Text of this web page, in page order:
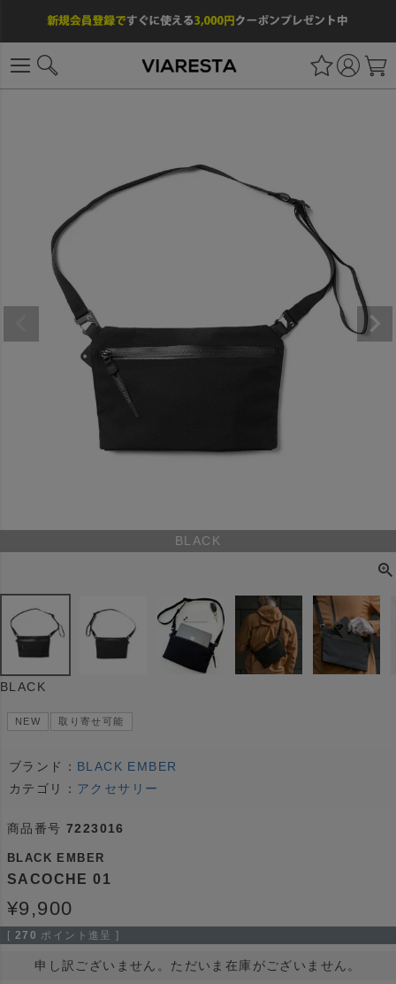
BLACK
BLACK
NEW 取り寄せ可能
ブランド： BLACK EMBER
カテゴリ： アクセサリー
商品番号 7223016
BLACK EMBER
SACOCHE 01
¥9,900
[ 270 ポイント進呈 ]
申し訳ございません。ただいま在庫がございません。